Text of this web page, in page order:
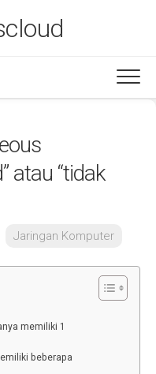
atau “tidak
Jaringan Komputer
memiliki 1
beberapa